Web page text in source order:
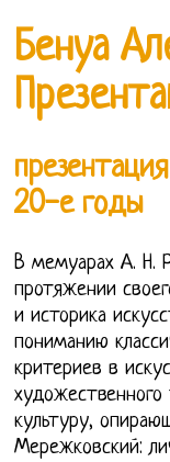
Бенуа
20-е годы
В мемуарах А. Н.
протяжении
и историка
пониманию
критериев в
культуру,
Мережковский: